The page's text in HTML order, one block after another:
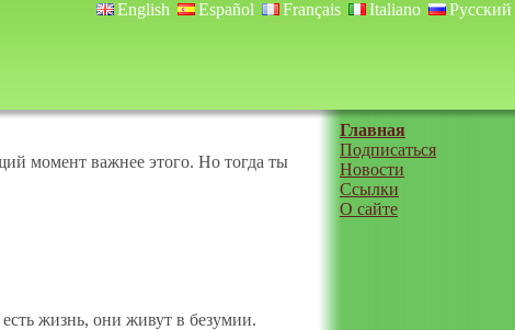
English Español Français Italiano Русский
момент важнее этого. Но тогда ты
жизнь, они живут в безумии.
Главная
Подписаться
Новости
Ссылки
О сайте